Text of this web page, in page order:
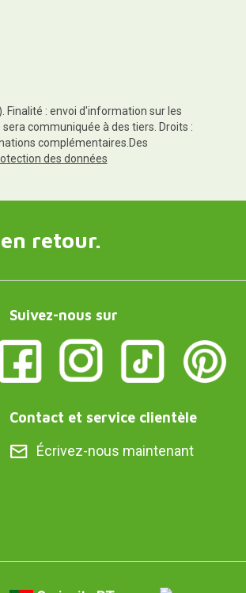
Finalité : envoi d'information sur les
communiquée à des tiers. Droits :
complémentaires.Des
des données
retour.
Suivez-nous sur
Contact et service clientèle
Écrivez-nous maintenant